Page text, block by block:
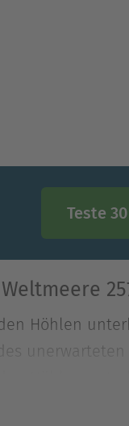
Teste
Höhlen
unerwarteten
unerwarteten